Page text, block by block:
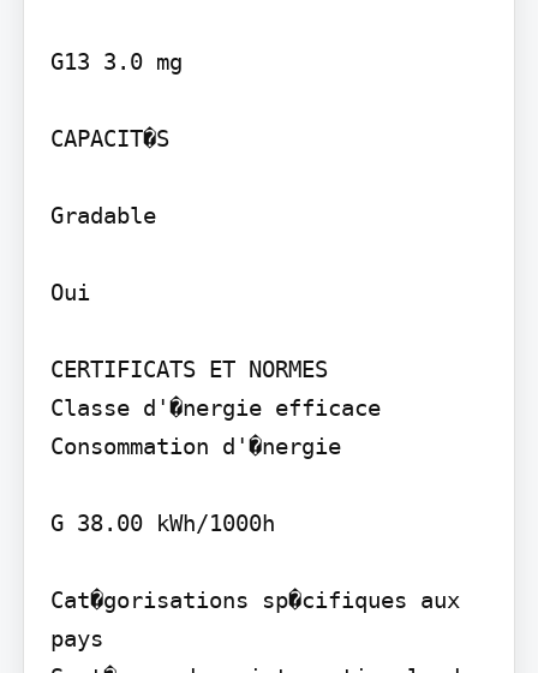
G13 3.0 mg
CAPACIT�S
Gradable
Oui
CERTIFICATS ET NORMES
Classe d'�nergie efficace
Consommation d'�nergie
G 38.00 kWh/1000h
Cat�gorisations sp�cifiques aux
pays